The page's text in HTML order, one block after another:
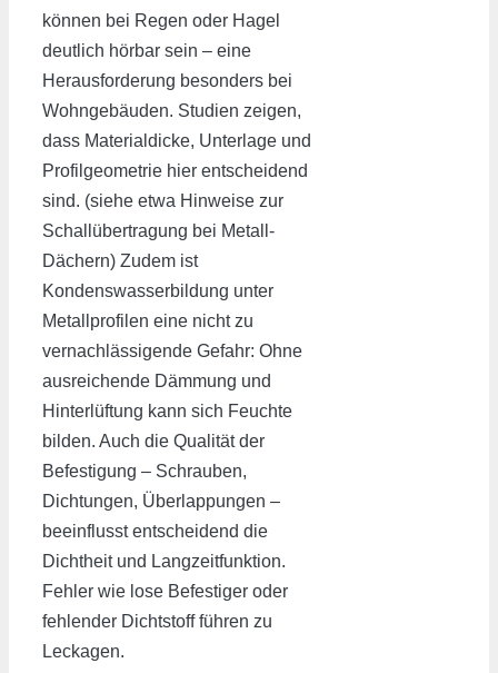
können bei Regen oder Hagel
deutlich hörbar sein – eine
Herausforderung besonders bei
Wohngebäuden. Studien zeigen,
dass Materialdicke, Unterlage und
Profilgeometrie hier entscheidend
sind. (siehe etwa Hinweise zur
Schallübertragung bei Metall-
Dächern) Zudem ist
Kondenswasserbildung unter
Metallprofilen eine nicht zu
vernachlässigende Gefahr: Ohne
ausreichende Dämmung und
Hinterlüftung kann sich Feuchte
bilden. Auch die Qualität der
Befestigung – Schrauben,
Dichtungen, Überlappungen –
beeinflusst entscheidend die
Dichtheit und Langzeitfunktion.
Fehler wie lose Befestiger oder
fehlender Dichtstoff führen zu
Leckagen.